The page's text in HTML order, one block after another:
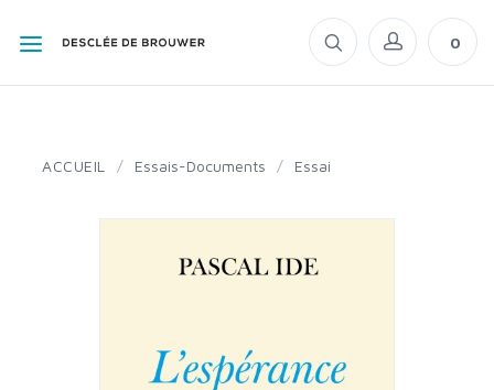
0
ACCUEIL / Essais-Documents / Essai